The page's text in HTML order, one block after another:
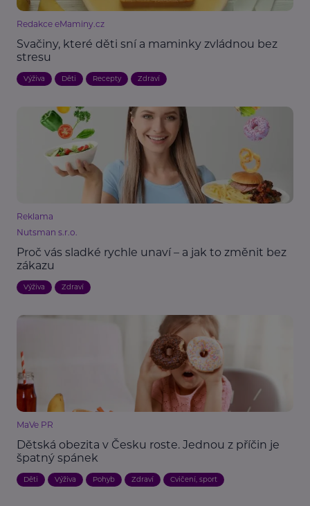
Redakce eMaminy.cz
Svačiny, které děti sní a maminky zvládnou bez
stresu
Výživa Děti Recepty Zdraví
Reklama
Nutsman s.r.o.
Proč vás sladké rychle unaví – a jak to změnit bez
zákazu
Výživa Zdraví
MaVe PR
Dětská obezita v Česku roste. Jednou z příčin je
špatný spánek
Děti Výživa Pohyb Zdraví Cvičení, sport